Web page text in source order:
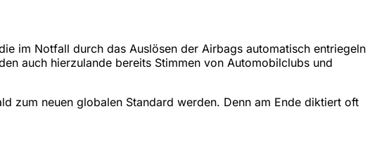
im Notfall durch das Auslösen der Airbags automatisch entriegeln
auch hierzulande bereits Stimmen von Automobilclubs und
zum neuen globalen Standard werden. Denn am Ende diktiert oft